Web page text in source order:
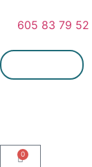
605 83 79 52
0